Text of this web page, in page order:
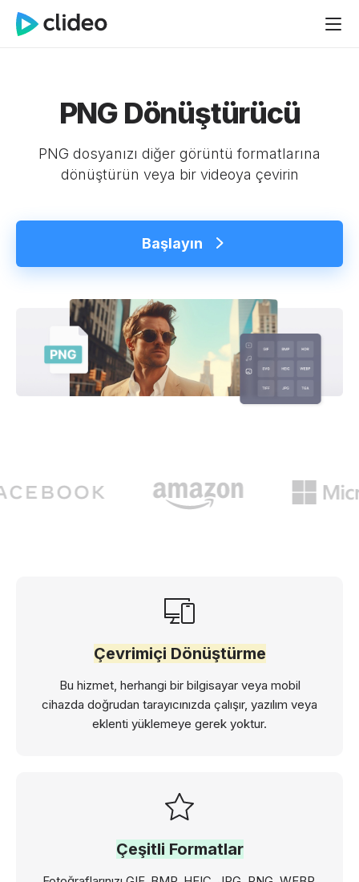
PNG Dönüştürücü
PNG dosyanızı diğer görüntü formatlarına
dönüştürün veya bir videoya çevirin
Başlayın
Çevrimiçi Dönüştürme
Bu hizmet, herhangi bir bilgisayar veya mobil
cihazda doğrudan tarayıcınızda çalışır, yazılım veya
eklenti yüklemeye gerek yoktur.
Çeşitli Formatlar